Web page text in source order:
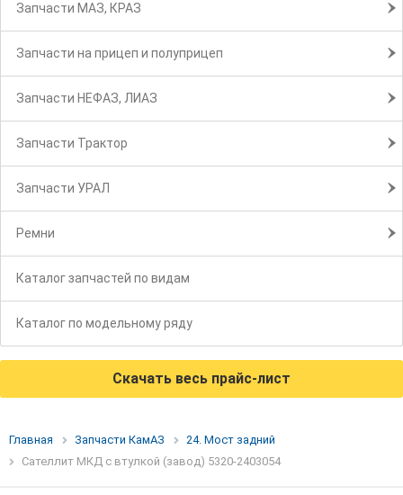
Запчасти МАЗ, КРАЗ
Запчасти на прицеп и полуприцеп
Запчасти НЕФАЗ, ЛИАЗ
Запчасти Трактор
Запчасти УРАЛ
Ремни
Каталог запчастей по видам
Каталог по модельному ряду
Скачать весь прайс-лист
Главная Запчасти КамАЗ
24. Мост задний
Сателлит МКД с втулкой (завод) 5320-2403054